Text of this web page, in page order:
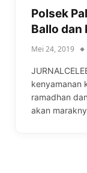
Polsek
Ballo dan
Mei 24, 2019
kenyamanan
ramadhan
akan